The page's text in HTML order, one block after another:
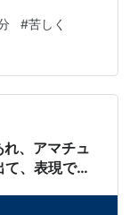
#苦しく
、アマチュ
、表現でき